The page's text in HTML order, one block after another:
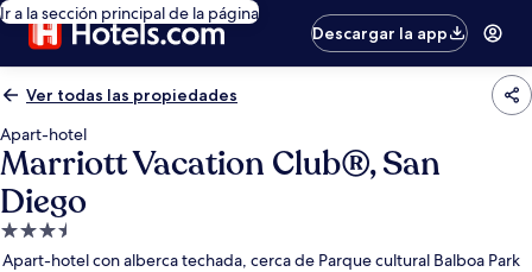
Ir a la sección principal de la página
Descargar la app
Ver todas las propiedades
Apart-hotel
Marriott Vacation Club®, San
Diego
Propiedad
de
Apart-hotel con alberca techada, cerca de Parque cultural Balboa Park